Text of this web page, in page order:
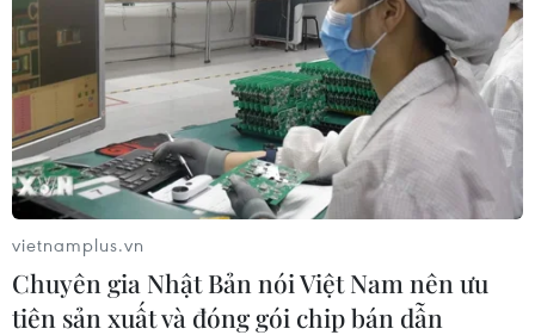
vietnamplus.vn
Chuyên gia Nhật Bản nói Việt Nam nên ưu
tiên sản xuất và đóng gói chip bán dẫn